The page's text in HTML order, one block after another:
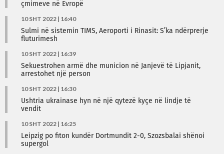
çmimeve në Evropë
10 SHT 2022 | 16:40
Sulmi në sistemin TIMS, Aeroporti i Rinasit: S’ka ndërprerje
fluturimesh
10 SHT 2022 | 16:39
Sekuestrohen armë dhe municion në Janjevë të Lipjanit,
arrestohet një person
10 SHT 2022 | 16:30
Ushtria ukrainase hyn në një qytezë kyçe në lindje të
vendit
10 SHT 2022 | 16:25
Leipzig po fiton kundër Dortmundit 2-0, Szozsbalai shënoi
supergol